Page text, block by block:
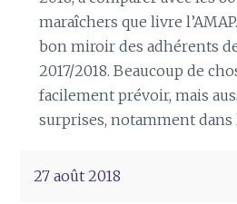
maraîchers que livre
bon miroir des adhérents
2017/2018. Beaucoup de
facilement prévoir, mais
surprises, notamment dans
27 août 2018